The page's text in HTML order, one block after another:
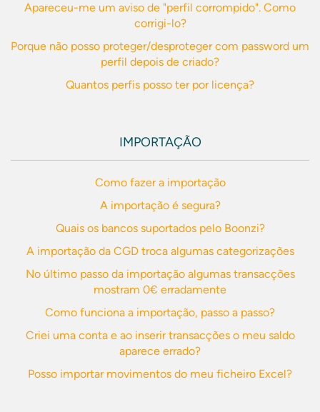
Apareceu-me um aviso de "perfil corrompido". Como
corrigi-lo?
Porque não posso proteger/desproteger com password um
perfil depois de criado?
Quantos perfis posso ter por licença?
IMPORTAÇÃO
Como fazer a importação
A importação é segura?
Quais os bancos suportados pelo Boonzi?
A importação da CGD troca algumas categorizações
No último passo da importação algumas transacções
mostram 0€ erradamente
Como funciona a importação, passo a passo?
Criei uma conta e ao inserir transacções o meu saldo
aparece errado?
Posso importar movimentos do meu ficheiro Excel?